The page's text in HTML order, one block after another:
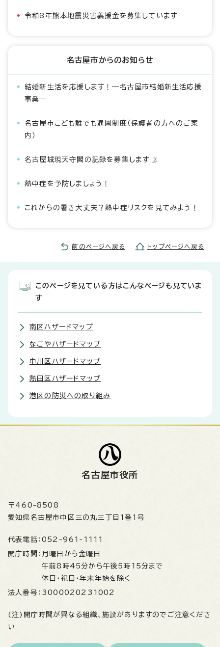
令和8年熊本地震災害義援金を募集しています
名古屋市からのお知らせ
結婚新生活を応援します！―名古屋市結婚新生活応援
事業―
名古屋市こども誰でも通園制度（保護者の方へのご案
内）
名古屋城現天守閣の記録を募集します
熱中症を予防しましょう！
これからの暑さ大丈夫？熱中症リスクを見てみよう！
前のページへ戻る トップページへ戻る
このページを見ている方はこんなページも見ていま
す
南区ハザードマップ
なごやハザードマップ
中川区ハザードマップ
熱田区ハザードマップ
港区の防災への取り組み
名古屋市役所
〒460-8508
愛知県名古屋市中区三の丸三丁目1番1号
代表電話： 052-961-1111
開庁時間： 月曜日から金曜日
午前8時45分から午後5時15分まで
休日・祝日・年末年始を除く
法人番号： 3000020231002
(注)開庁時間が異なる組織、施設がありますのでご注意くださ
い